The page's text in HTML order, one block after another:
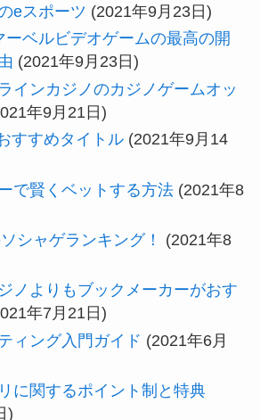
eスポーツ (2021年9月23日)
ーベルビデオゲームの最高の開
(2021年9月23日)
インカジノのカジノゲームオッ
年9月21日)
すすめタイトル (2021年9月14
で賢くベットする方法 (2021年8
シャゲランキング！
(2021年8
ノよりもブックメーカーがおす
年7月21日)
ィング入門ガイド (2021年6月
に関するポイント制と特典
)